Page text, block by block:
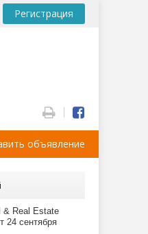
Регистрация
объявление
& Real Estate
24 сентября